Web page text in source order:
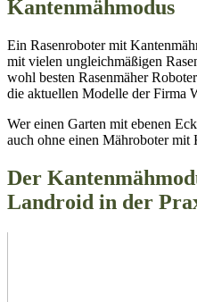
Kantenmähmodus
Ein Rasenroboter mit
mit vielen ungleichmäßigen
wohl besten Rasenmäher
die aktuellen Modelle der Firma
Wer einen Garten mit ebenen
auch ohne einen Mähroboter mit
Der
Landroid in der